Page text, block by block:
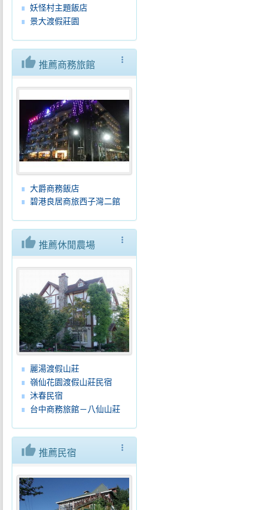
妖怪村主題飯店
景大渡假莊園
more_vert
thumb_up 推薦商務旅館
大爵商務飯店
碧港良居商旅西子灣二館
more_vert
thumb_up 推薦休閒農場
麗湯渡假山莊
嶺仙花園渡假山莊民宿
沐春民宿
台中商務旅館－八仙山莊
more_vert
thumb_up 推薦民宿